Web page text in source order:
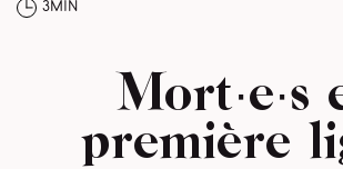
3min
Mort·e·s
première